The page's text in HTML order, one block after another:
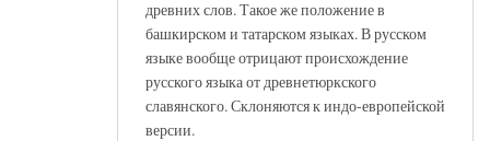
древних слов. Такое же положение в
башкирском и татарском языках. В русском
языке вообще отрицают происхождение
русского языка от древнетюркского
славянского. Склоняются к индо-европейской
версии.